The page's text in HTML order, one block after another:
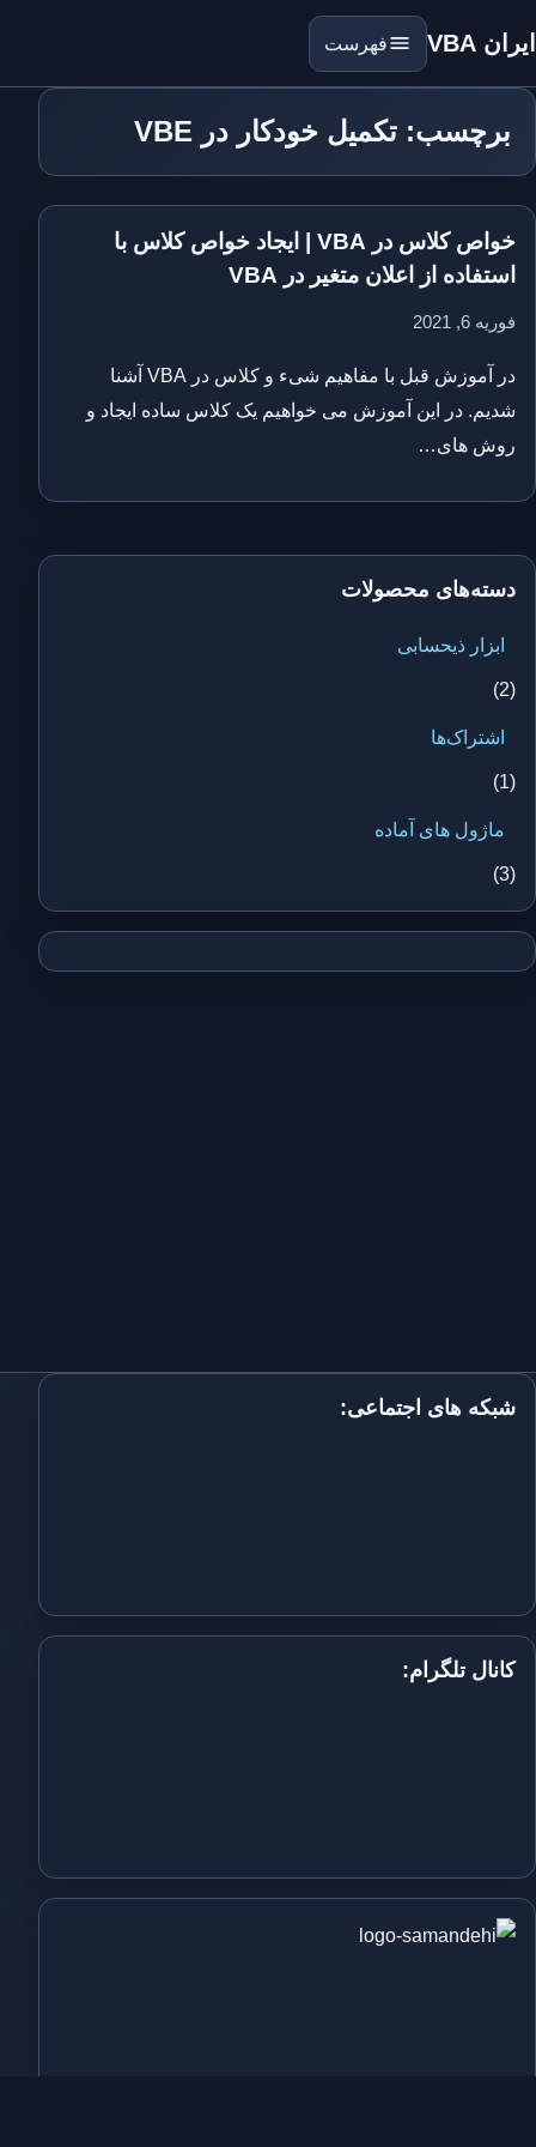
ایران VBA فهرست
برچسب: تکمیل خودکار در VBE
خواص کلاس در VBA | ایجاد خواص کلاس با
استفاده از اعلان متغیر در VBA
فوریه 6, 2021
در آموزش قبل با مفاهیم شیء و کلاس در VBA آشنا
شدیم. در این آموزش می خواهیم یک کلاس ساده ایجاد و
روش های…
دسته‌های محصولات
ابزار ذیحسابی
(2)
اشتراک‌ها
(1)
ماژول های آماده
(3)
شبکه های اجتماعی:
کانال تلگرام: